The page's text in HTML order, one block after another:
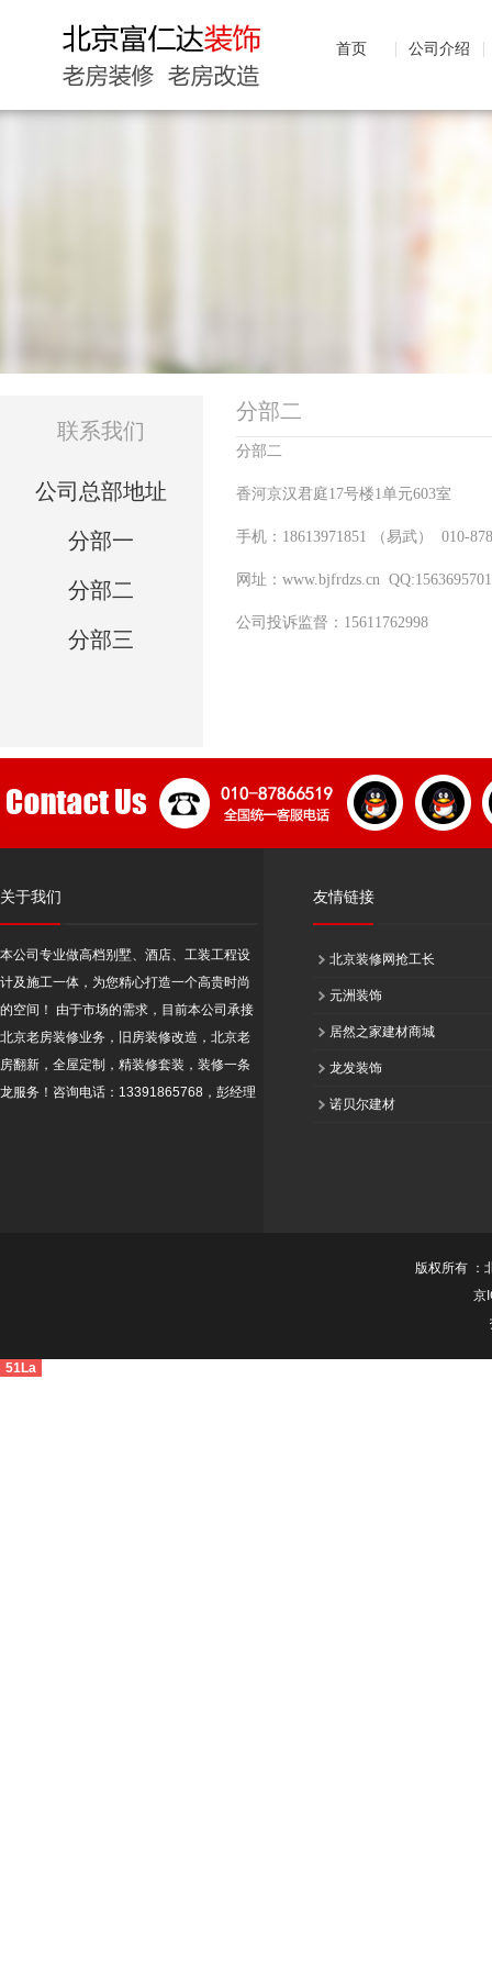
首页 公司介绍
联系我们
公司总部地址
分部一
分部二
分部三
分部二
分部二
香河京汉君庭17号楼1单元603室
手机：18613971851 （易武） 010-
网址：www.bjfrdzs.cn QQ:1563695701
公司投诉监督：15611762998
关于我们
本公司专业做高档别墅、酒店、工装工程设
计及施工一体，为您精心打造一个高贵时尚
的空间！ 由于市场的需求，目前本公司承接
北京老房装修业务，旧房装修改造，北京老
房翻新，全屋定制，精装修套装，装修一条
龙服务！咨询电话：13391865768，彭经理
友情链接
北京装修网抢工长
元洲装饰
居然之家建材商城
龙发装饰
诺贝尔建材
版权所有 ：
京
51La